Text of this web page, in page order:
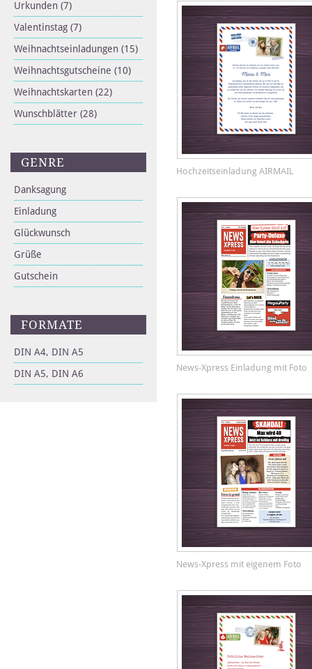
Urkunden (7)
Valentinstag (7)
Weihnachtseinladungen (15)
Weihnachtsgutscheine (10)
Weihnachtskarten (22)
Wunschblätter (28)
GENRE
Danksagung
Einladung
Glückwunsch
Grüße
Gutschein
FORMATE
DIN A4, DIN A5
DIN A5, DIN A6
Hochzeitseinladung AIRMAIL
News-Xpress Einladung mit Foto
News-Xpress mit eigenem Foto